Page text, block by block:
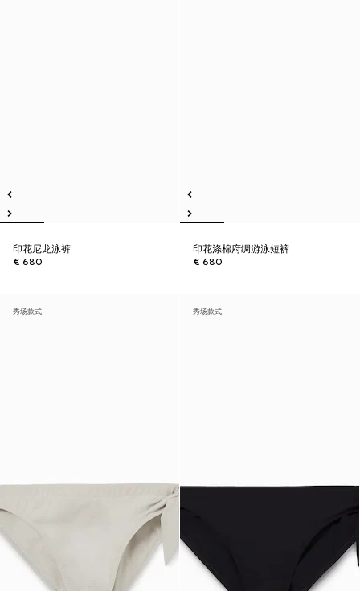
印花尼龙泳裤
€ 680
印花涤棉府绸游泳短裤
€ 680
秀场款式 秀场款式